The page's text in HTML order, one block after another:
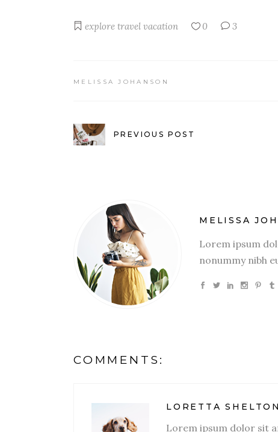
explore travel vacation 0 3
MELISSA JOHANSON
PREVIOUS POST
MELISSA
Lorem ipsum
nonummy nibh
COMMENTS:
LORETTA SHELTON
Lorem ipsum dolor sit